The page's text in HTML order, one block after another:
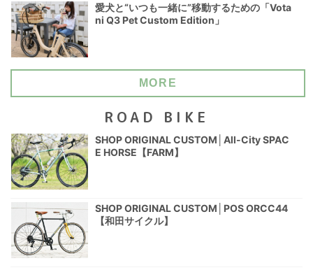
愛犬と“いつも一緒に”移動するための「Vota
ni Q3 Pet Custom Edition」
MORE
ROAD BIKE
SHOP ORIGINAL CUSTOM│All-City SPAC
E HORSE【FARM】
SHOP ORIGINAL CUSTOM│POS ORCC44
【和田サイクル】